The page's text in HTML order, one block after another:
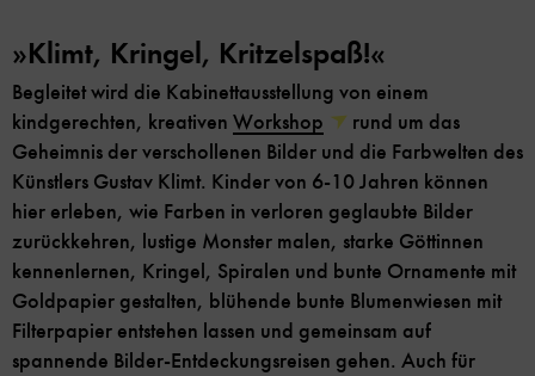
»Klimt, Kringel, Kritzelspaß!«
Begleitet wird die Kabinettausstellung von einem
kindgerechten, kreativen Workshop
rund um das
Geheimnis der verschollenen Bilder und die Farbwelten des
Künstlers Gustav Klimt. Kinder von 6-10 Jahren können
hier erleben, wie Farben in verloren geglaubte Bilder
zurückkehren, lustige Monster malen, starke Göttinnen
kennenlernen, Kringel, Spiralen und bunte Ornamente mit
Goldpapier gestalten, blühende bunte Blumenwiesen mit
Filterpapier entstehen lassen und gemeinsam auf
spannende Bilder-Entdeckungsreisen gehen. Auch für